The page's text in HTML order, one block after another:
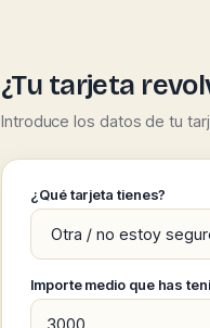
¿Tu tarjeta
Introduce los datos de tu
¿Qué tarjeta tienes?
Importe medio que has